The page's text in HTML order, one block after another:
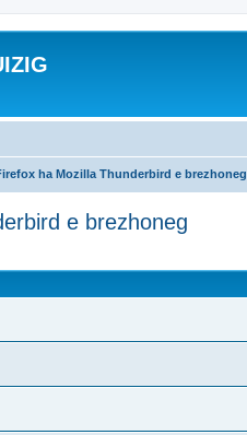
ha Mozilla Thunderbird e brezhoneg
e brezhoneg